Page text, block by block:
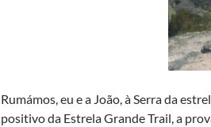
Rumámos, eu e a João, à Serra da
positivo da Estrela Grande Trail, a